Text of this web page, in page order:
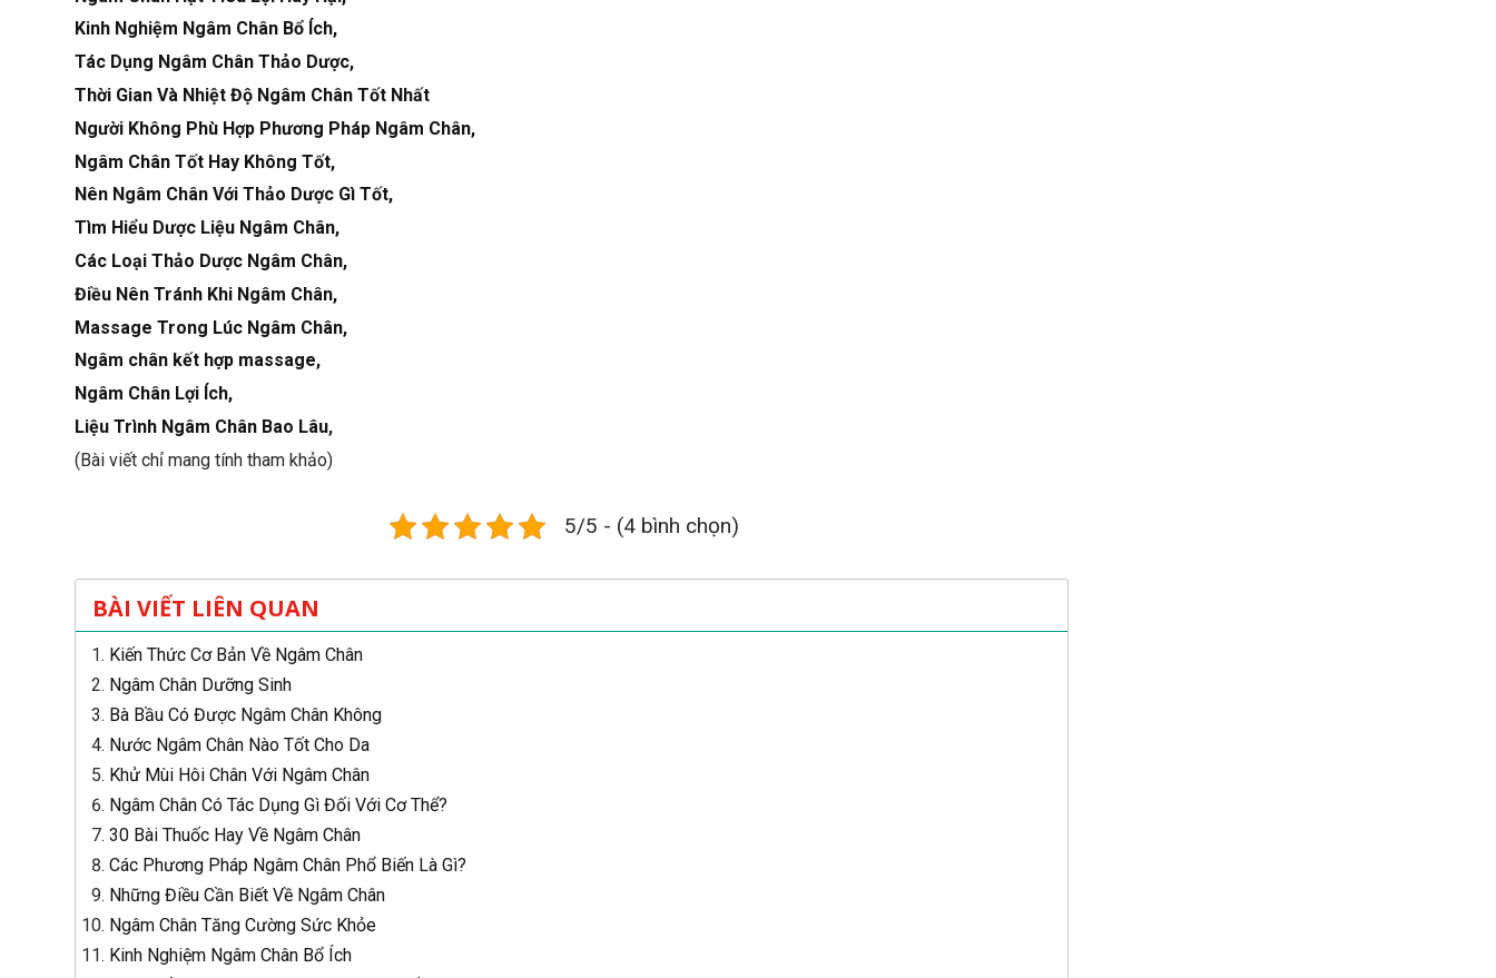
Kinh Nghiệm Ngâm Chân Bổ Ích,
Tác Dụng Ngâm Chân Thảo Dược,
Thời Gian Và Nhiệt Độ Ngâm Chân Tốt Nhất
Người Không Phù Hợp Phương Pháp Ngâm Chân,
Ngâm Chân Tốt Hay Không Tốt,
Nên Ngâm Chân Với Thảo Dược Gì Tốt,
Tìm Hiểu Dược Liệu Ngâm Chân,
Các Loại Thảo Dược Ngâm Chân,
Điều Nên Tránh Khi Ngâm Chân,
Massage Trong Lúc Ngâm Chân,
Ngâm chân kết hợp massage,
Ngâm Chân Lợi Ích,
Liệu Trình Ngâm Chân Bao Lâu,
(Bài viết chỉ mang tính tham khảo)
5/5 - (4 bình chọn)
BÀI VIẾT LIÊN QUAN
Kiến Thức Cơ Bản Về Ngâm Chân
Ngâm Chân Dưỡng Sinh
Bà Bầu Có Được Ngâm Chân Không
Nước Ngâm Chân Nào Tốt Cho Da
Khử Mùi Hôi Chân Với Ngâm Chân
Ngâm Chân Có Tác Dụng Gì Đối Với Cơ Thể?
30 Bài Thuốc Hay Về Ngâm Chân
Các Phương Pháp Ngâm Chân Phổ Biến Là Gì?
Những Điều Cần Biết Về Ngâm Chân
Ngâm Chân Tăng Cường Sức Khỏe
Kinh Nghiệm Ngâm Chân Bổ Ích